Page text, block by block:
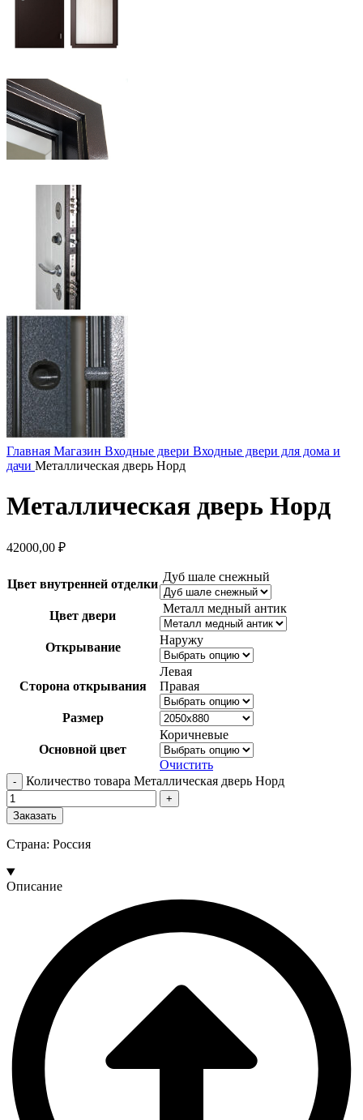
Главная Магазин Входные двери Входные двери для дома и
дачи Металлическая дверь Норд
Металлическая дверь Норд
42000,00 ₽
Цвет внутренней отделки
Дуб шале снежный
Цвет двери
Металл медный антик
Открывание
Наружу
Сторона открывания
Левая
Правая
Размер
Основной цвет
Коричневые
Очистить
Количество товара Металлическая дверь Норд
Заказать
Страна: Россия
Описание